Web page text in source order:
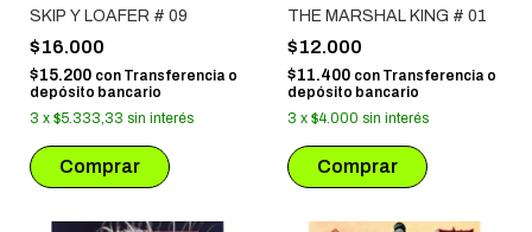
SKIP Y LOAFER # 09
$16.000
$15.200 con Transferencia o
depósito bancario
3 x $5.333,33 sin interés
THE MARSHAL KING # 01
$12.000
$11.400 con Transferencia o
depósito bancario
3 x $4.000 sin interés